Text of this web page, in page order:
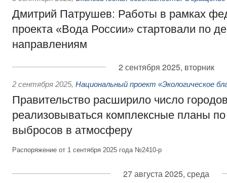
Дмитрий Патрушев: Работы в рамках
проекта «Вода России» стартовали по
направлениям
2 сентября 2025, вторник
2 сентября 2025, Национальный проект «Экологическое
Правительство расширило число
реализовываться комплексные планы
выбросов в атмосферу
Распоряжение от 1 сентября 2025 года №2410-р
27 августа 2025, среда